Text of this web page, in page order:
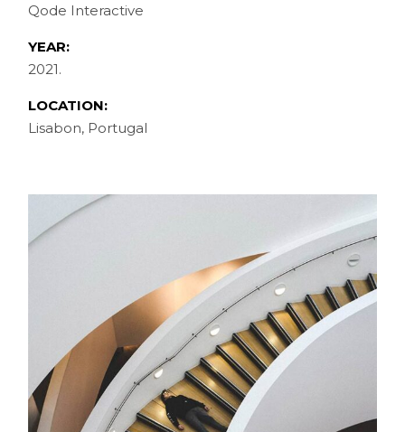
Qode Interactive
YEAR:
2021.
LOCATION:
Lisabon, Portugal